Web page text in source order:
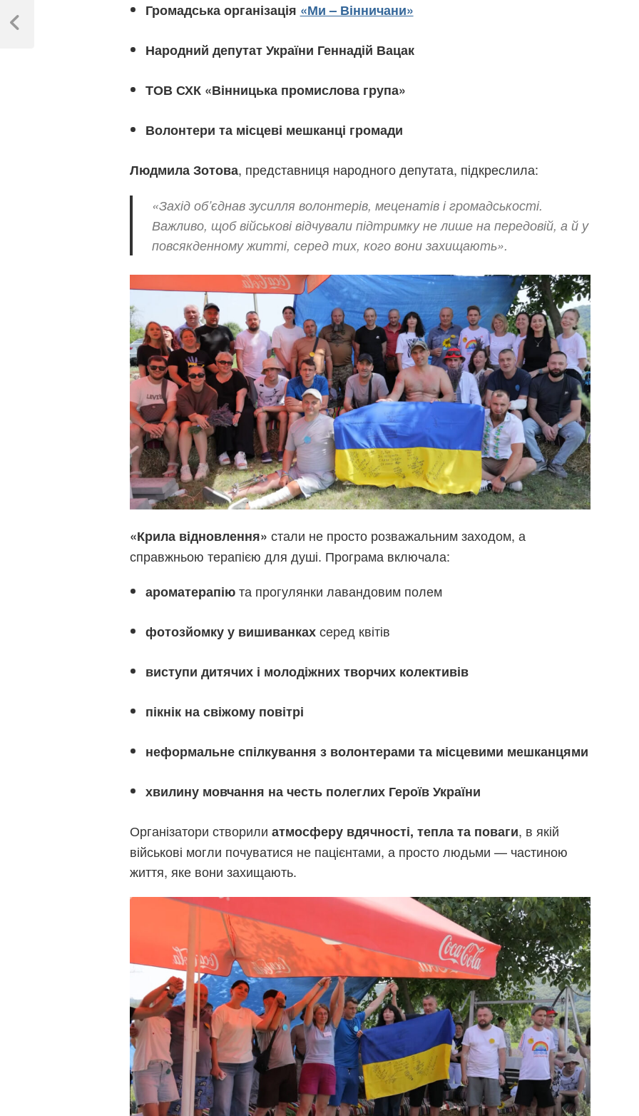
Громадська організація «Ми – Вінничани»
Народний депутат України Геннадій Вацак
ТОВ СХК «Вінницька промислова група»
Волонтери та місцеві мешканці громади
Людмила Зотова, представниця народного депутата, підкреслила:
«Захід об’єднав зусилля волонтерів, меценатів і громадськості.
Важливо, щоб військові відчували підтримку не лише на передовій, а й у
повсякденному житті, серед тих, кого вони захищають».
«Крила відновлення» стали не просто розважальним заходом, а
справжньою терапією для душі. Програма включала:
ароматерапіюта прогулянки лавандовим полем
фотозйомку у вишиванкахсеред квітів
виступи дитячих і молодіжних творчих колективів
пікнік на свіжому повітрі
неформальне спілкування з волонтерами та місцевими мешканцями
хвилину мовчання на честь полеглих Героїв України
Організатори створили атмосферу вдячності, тепла та поваги, в якій
військові могли почуватися не пацієнтами, а просто людьми — частиною
життя, яке вони захищають.
записів
Previous